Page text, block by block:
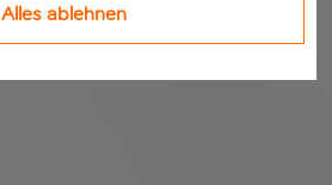
Alles ablehnen